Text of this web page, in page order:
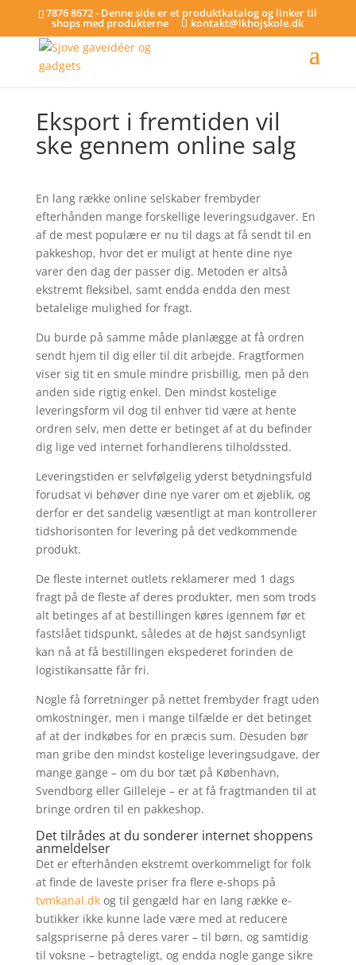
7876 8672 - Denne side er et produktkatalog og linker til
shops med produkterne kontakt@lkhojskole.dk
Eksport i fremtiden vil
ske gennem online salg
En lang række online selskaber frembyder
efterhånden mange forskellige leveringsudgaver. En
af de mest populære er nu til dags at få sendt til en
pakkeshop, hvor det er muligt at hente dine nye
varer den dag der passer dig. Metoden er altså
ekstremt fleksibel, samt endda endda den mest
betalelige mulighed for fragt.
Du burde på samme måde planlægge at få ordren
sendt hjem til dig eller til dit arbejde. Fragtformen
viser sig tit en smule mindre prisbillig, men på den
anden side rigtig enkel. Den mindst kostelige
leveringsform vil dog til enhver tid være at hente
ordren selv, men dette er betinget af at du befinder
dig lige ved internet forhandlerens tilholdssted.
Leveringstiden er selvfølgelig yderst betydningsfuld
forudsat vi behøver dine nye varer om et øjeblik, og
derfor er det sandelig væsentligt at man kontrollerer
tidshorisonten for levering på det vedkommende
produkt.
De fleste internet outlets reklamerer med 1 dags
fragt på de fleste af deres produkter, men som trods
alt betinges af at bestillingen køres igennem før et
fastslået tidspunkt, således at de højst sandsynligt
kan nå at få bestillingen ekspederet forinden de
logistikansatte får fri.
Nogle få forretninger på nettet frembyder fragt uden
omkostninger, men i mange tilfælde er det betinget
af at der indkøbes for en præcis sum. Desuden bør
man gribe den mindst kostelige leveringsudgave, der
mange gange – om du bor tæt på København,
Svendborg eller Gilleleje – er at få fragtmanden til at
bringe ordren til en pakkeshop.
Det tilrådes at du sonderer internet shoppens
anmeldelser
Det er efterhånden ekstremt overkommeligt for folk
at finde de laveste priser fra flere e-shops på
tvmkanal.dkog til gengæld har en lang række e-
butikker ikke kunne lade være med at reducere
salgspriserne på deres varer – til børn, og samtidig
til voksne – betragteligt, og endda nogle gange sikre